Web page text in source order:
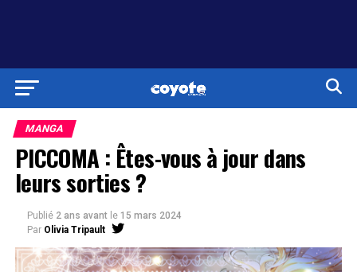
MANGA
PICCOMA : Êtes-vous à jour dans
leurs sorties ?
Publié 2 ans avant le 15 mars 2024
Par Olivia Tripault